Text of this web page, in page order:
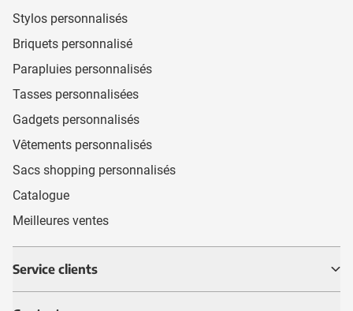
Stylos personnalisés
Briquets personnalisé
Parapluies personnalisés
Tasses personnalisées
Gadgets personnalisés
Vêtements personnalisés
Sacs shopping personnalisés
Catalogue
Meilleures ventes
Service clients